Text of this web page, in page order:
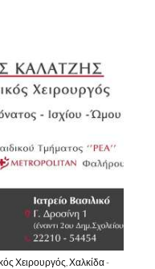
Χειρουργός, Χαλκίδα -